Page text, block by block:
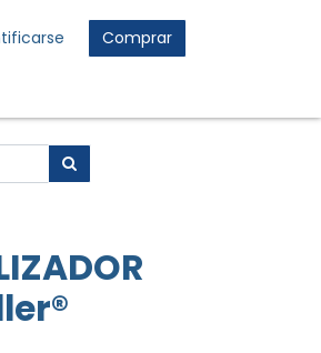
Comprar